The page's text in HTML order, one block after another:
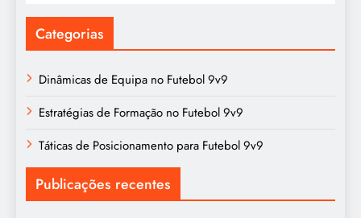
Categorias
Dinâmicas de Equipa no Futebol 9v9
Estratégias de Formação no Futebol 9v9
Táticas de Posicionamento para Futebol 9v9
Publicações recentes